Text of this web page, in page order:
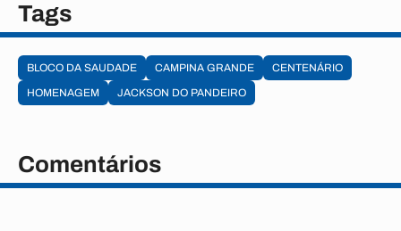
Tags
BLOCO DA SAUDADE CAMPINA GRANDE
CENTENÁRIO
HOMENAGEM
JACKSON DO PANDEIRO
Comentários